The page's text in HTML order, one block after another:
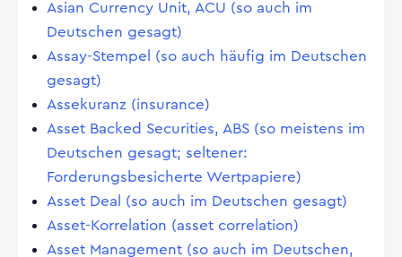
Asian Currency Unit, ACU (so auch im
Deutschen gesagt)
Assay-Stempel (so auch häufig im Deutschen
gesagt)
Assekuranz (insurance)
Asset Backed Securities, ABS (so meistens im
Deutschen gesagt; seltener:
Forderungsbesicherte Wertpapiere)
Asset Deal (so auch im Deutschen gesagt)
Asset-Korrelation (asset correlation)
Asset Management (so auch im Deutschen,